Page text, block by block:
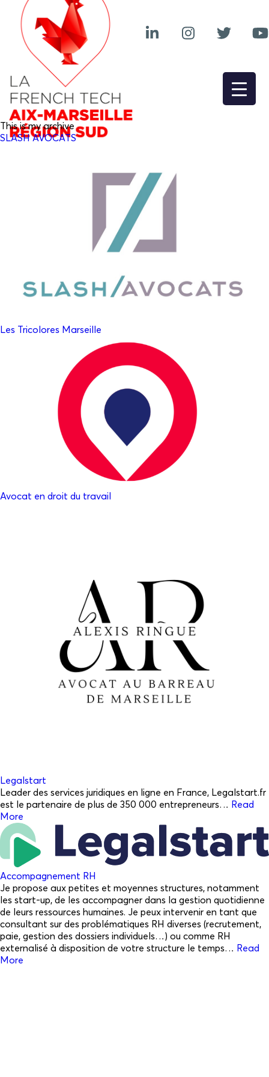
This is my archive
SLASH AVOCATS
Les Tricolores Marseille
Avocat en droit du travail
Legalstart
Leader des services juridiques en ligne en France, Legalstart.fr
est le partenaire de plus de 350 000 entrepreneurs… Read
More
Accompagnement RH
Je propose aux petites et moyennes structures, notamment
les start-up, de les accompagner dans la gestion quotidienne
de leurs ressources humaines. Je peux intervenir en tant que
consultant sur des problématiques RH diverses (recrutement,
paie, gestion des dossiers individuels…) ou comme RH
externalisé à disposition de votre structure le temps… Read
More